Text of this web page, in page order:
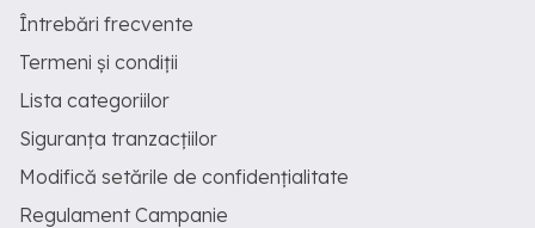
Întrebări frecvente
Termeni și condiții
Lista categoriilor
Siguranța tranzacțiilor
Modifică setările de confidențialitate
Regulament Campanie